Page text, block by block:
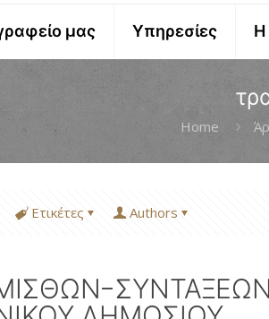
μας Υπηρεσίες Η
Home
Ετικέτες Authors